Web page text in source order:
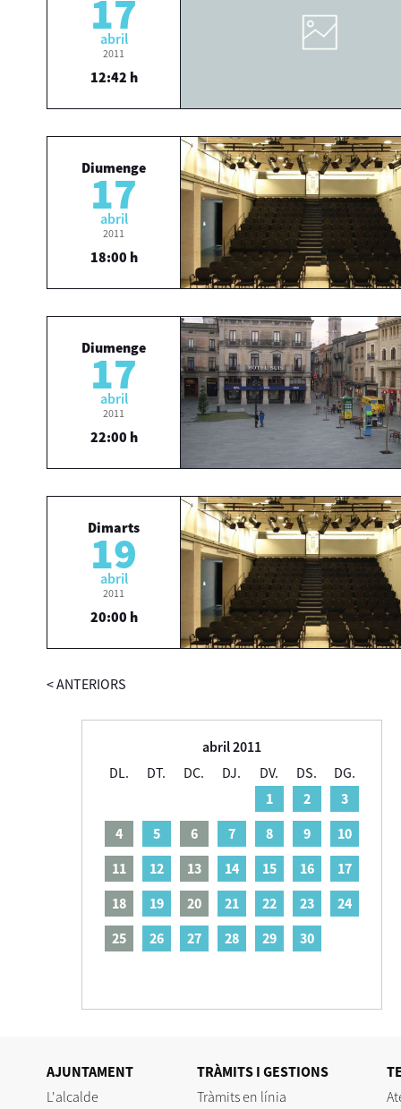
17
abril
2011
12:42 h
Diumenge
17
abril
2011
18:00 h
Diumenge
17
abril
2011
22:00 h
Dimarts
19
abril
2011
20:00 h
<ANTERIORS
abril 2011
DL.
DT. DC. DJ. DV. DS.
DG.
1
2
3
4
5 6 7 8 9
10
11
12 13 14 15 16
17
18
19 20 21 22 23
24
25
26 27 28 29 30
AJUNTAMENT
L'alcalde
TRÀMITS I GESTIONS
Tràmits en línia